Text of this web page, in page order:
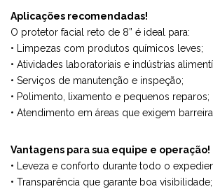
Aplicações recomendadas!
O protetor facial reto de 8” é ideal para:
• Limpezas com produtos químicos leves;
• Atividades laboratoriais e indústrias
• Serviços de manutenção e inspeção;
• Polimento, lixamento e pequenos reparos;
• Atendimento em áreas que exigem
Vantagens para sua equipe e operação!
• Leveza e conforto durante todo o
• Transparência que garante boa visibilidade;